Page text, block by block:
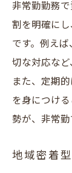
非常勤勤務
割を明確に
です。例え
切な対応など
また、定期
を身につけ
勢が、非常勤
地域密着